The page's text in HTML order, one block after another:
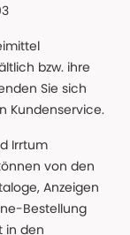
bzw. ihre
Sie sich
Kundenservice.
Irrtum
von den
Anzeigen
Bestellung
in den